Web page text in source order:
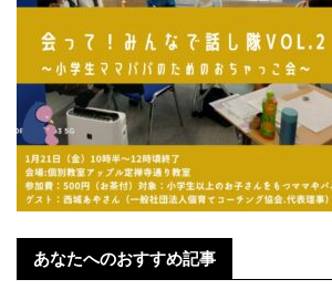
あなたへのおすすめ記事